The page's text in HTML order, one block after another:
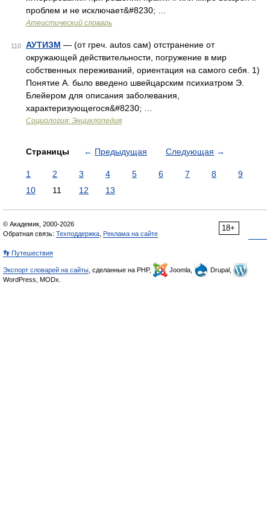
проблем и не исключает&#8230; …
Атеистический словарь
110 АУТИЗМ — (от греч. autos сам) отстранение от
окружающей действительности, погружение в мир
собственных переживаний, ориентация на самого себя. 1)
Понятие А. было введено швейцарским психиатром Э.
Блейером для описания заболевания,
характеризующегося&#8230; …
Социология: Энциклопедия
Страницы ← Предыдущая Следующая →
1 2 3 4 5 6 7 8
9
10
11 12 13
18+
© Академик, 2000-2026
Обратная связь: Техподдержка Реклама на сайте
👣 Путешествия
Экспорт словарей на сайты , сделанные на PHP, Joomla,
Drupal,
WordPress, MODx.